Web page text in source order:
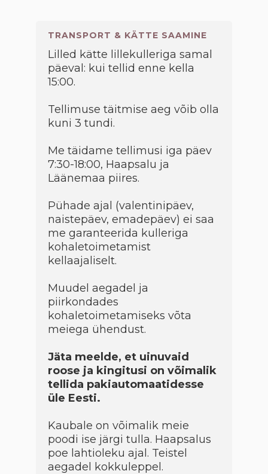
TRANSPORT & KÄTTE SAAMINE
Lilled kätte lillekulleriga samal
päeval: kui tellid enne kella
15:00.
Tellimuse täitmise aeg võib olla
kuni 3 tundi.
Me täidame tellimusi iga päev
7:30-18:00, Haapsalu ja
Läänemaa piires.
Pühade ajal (valentinipäev,
naistepäev, emadepäev) ei saa
me garanteerida kulleriga
kohaletoimetamist
kellaajaliselt.
Muudel aegadel ja
piirkondades
kohaletoimetamiseks võta
meiega ühendust.
Jäta meelde, et uinuvaid
roose ja kingitusi on võimalik
tellida pakiautomaatidesse
üle Eesti.
Kaubale on võimalik meie
poodi ise järgi tulla. Haapsalus
poe lahtioleku ajal. Teistel
aegadel kokkuleppel.